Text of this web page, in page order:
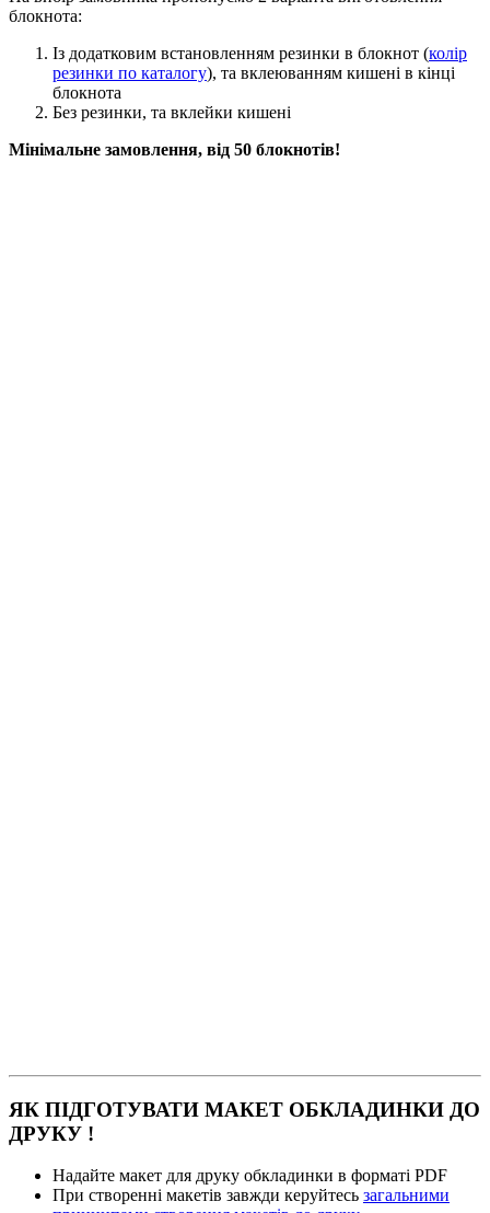
блокнота:
Із додатковим встановленням резинки в блокнот (колір
резинки по каталогу), та вклеюванням кишені в кінці
блокнота
Без резинки, та вклейки кишені
Мінімальне замовлення, від 50 блокнотів!
ЯК ПІДГОТУВАТИ МАКЕТ ОБКЛАДИНКИ ДО
ДРУКУ !
Надайте макет для друку обкладинки в форматі PDF
При створенні макетів завжди керуйтесь загальними